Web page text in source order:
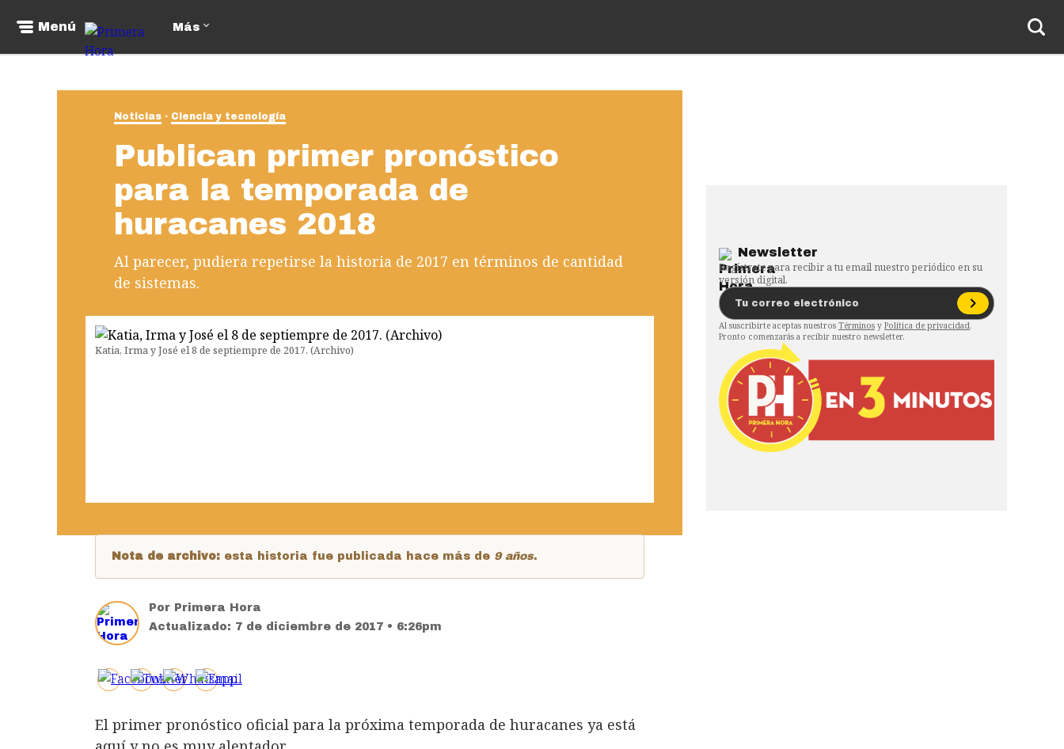
Menú Más
Noticias Ciencia y tecnología
Publican primer pronóstico
para la temporada de
huracanes 2018
Al parecer, pudiera repetirse la historia de 2017 en términos de cantidad
de sistemas.
Katia, Irma y José el 8 de septiempre de 2017. (Archivo)
Nota de archivo: esta historia fue publicada hace más de 9 años.
Por Primera Hora
Actualizado: 7 de diciembre de 2017 • 6:26pm
El primer pronóstico oficial para la próxima temporada de huracanes ya está
Newsletter
Regístrate para recibir a tu email nuestro periódico en su
versión digital.
Al suscribirte aceptas nuestros Términos y Política de privacidad.
Pronto comenzarás a recibir nuestro newsletter.